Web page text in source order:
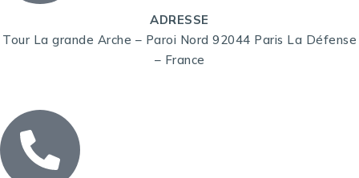
ADRESSE
Tour La grande Arche – Paroi Nord 92044 Paris La Défense
– France